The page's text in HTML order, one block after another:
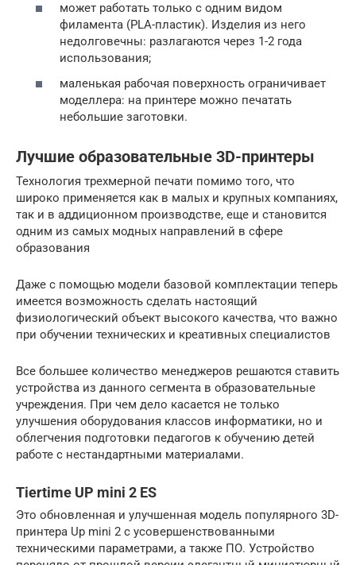
может работать только с одним видом
филамента (PLA-пластик). Изделия из него
недолговечны: разлагаются через 1-2 года
использования;
маленькая рабочая поверхность ограничивает
моделлера: на принтере можно печатать
небольшие заготовки.
Лучшие образовательные 3D-принтеры
Технология трехмерной печати помимо того, что
широко применяется как в малых и крупных компаниях,
так и в аддиционном производстве, еще и становится
одним из самых модных направлений в сфере
образования
Даже с помощью модели базовой комплектации теперь
имеется возможность сделать настоящий
физиологический объект высокого качества, что важно
при обучении технических и креативных специалистов
Все большее количество менеджеров решаются ставить
устройства из данного сегмента в образовательные
учреждения. При чем дело касается не только
улучшения оборудования классов информатики, но и
облегчения подготовки педагогов к обучению детей
работе с нестандартными материалами.
Tiertime UP mini 2 ES
Это обновленная и улучшенная модель популярного 3D-
принтера Up mini 2 с усовершенствованными
техническими параметрами, а также ПО. Устройство